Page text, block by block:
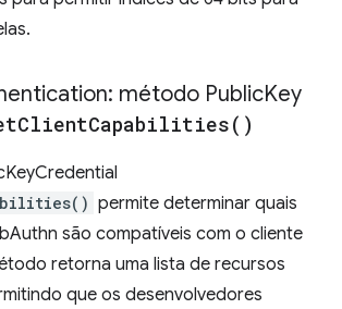
método PublicKey
ClientCapabilities( )
permite determinar quais
são compatíveis com o cliente
retorna uma lista de recursos
que os desenvolvedores